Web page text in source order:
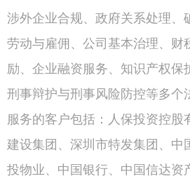
涉外企业合规、政府关系处理、
劳动与雇佣、公司基本治理、财
励、企业融资服务、知识产权保
刑事辩护与刑事风险防控等多个
服务的客户包括：人保投资控股
建设集团、深圳市特发集团、中
投物业、中国银行、中国信达资